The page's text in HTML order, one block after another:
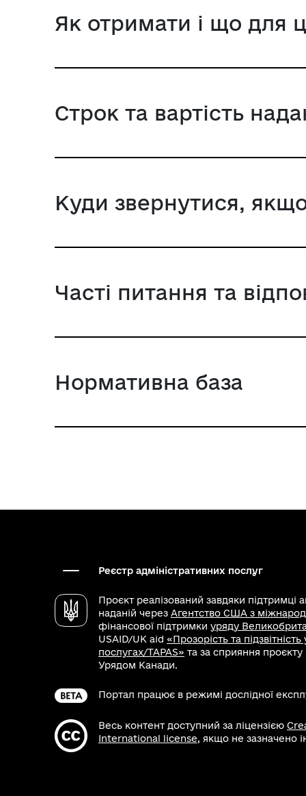
Як отримати і що для
Строк та вартість
Куди звернутися,
Часті питання та
Нормативна база
Реєстр адміністративних послуг
Проєкт реалізований завдяки підтримці
наданій через Агентство США з
фінансової підтримки уряду
USAID/UK aid «Прозорість та
послугах/TAPAS» та за сприяння
Урядом Канади.
Портал працює в режимі дослідної
Весь контент доступний за ліцензією
International license, якщо не зазначено